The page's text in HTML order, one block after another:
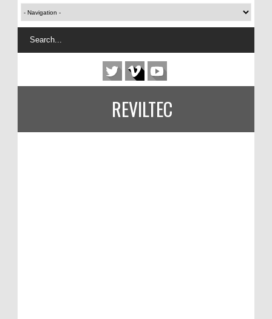
REVILTEC